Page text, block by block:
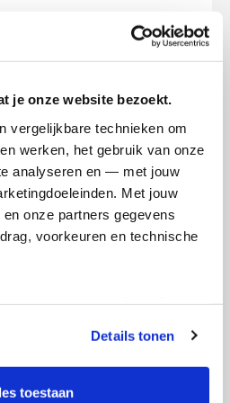
je onze website bezoekt.
vergelijkbare technieken om
werken, het gebruik van onze
analyseren en — met jouw
Met jouw
onze partners gegevens
voorkeuren en technische
op elk moment wijzigen of
onderaan de pagina. De
in het tabblad “details”.
Details tonen
toestaan
de transactiekosten